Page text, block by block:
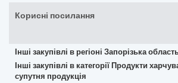
Корисні посилання
Інші закупівлі в регіоні Запорізька
Інші закупівлі в категорії Продукти
супутня продукція